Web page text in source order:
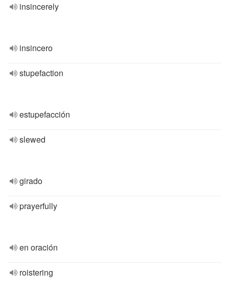
insincerely
insincero
stupefaction
estupefacción
slewed
girado
prayerfully
en oración
roistering